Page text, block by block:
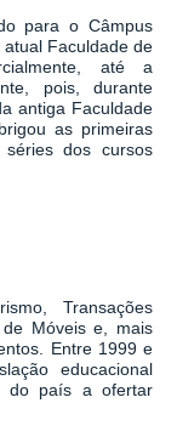
para o Câmpus
Faculdade de
até a
pois, durante
antiga Faculdade
as primeiras
dos cursos
Transações
de Móveis e, mais
Entre 1999 e
educacional
do país a ofertar